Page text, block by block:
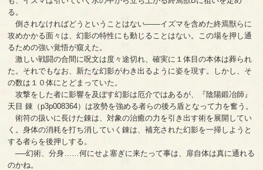
る。
倒されなければどうということはない――イズマを含めた終焉獣らに
攻めかかる面々は、幻影の特性にも動じることはない。この場を押し通
るための強い覚悟が窺えた。
激しい戦闘の合間に呪文は度々途切れ、確実に１体目の本体は葬られ
た。それでもなお、新たな幻影がわき出るように姿を現す。しかし、そ
の数は１０体にとどまっていた。
攻撃をした者に影響を及ぼす幻影は厄介ではあるが、『陰陽鍛冶師』
天目 錬（p3p008364）は攻勢を強める者らの後ろ盾となって力を奮う。
術符の扱いに長けた錬は、対象の治癒の力を引き出す術を展開してい
く。身体の消耗を打ち消していく錬は、補充された幻影を一掃しようと
する者らを後押しする。
──幻術、分身……何にせよ塞ぎに来たって事は、扉自体は真に通れる
のかね。